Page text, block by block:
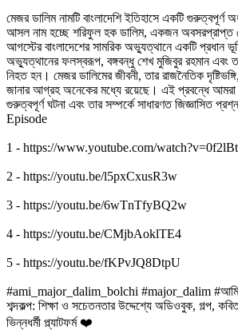
মেজর ডালিম নামটি বাংলাদেশি ইতিহাসে একটি গুরুত্বপূর্ণ
আসল নাম হচ্ছে শরিফুল হক ডালিম, একজন অবসরপ্রাপ্ত
আগস্টের বাংলাদেশের সামরিক অভ্যুত্থানে একটি প্রধান
অভ্যুত্থানের ফলস্বরূপ, বঙ্গবন্ধু শেখ মুজিবুর রহমান এবং
নিহত হন। মেজর ডালিমের জীবনী, তার রাজনৈতিক
জানার আগ্রহ অনেকের মধ্যে রয়েছে। এই প্রবন্ধে আমরা
গুরুত্বপূর্ণ ঘটনা এবং তার সম্পর্কে সাধারণত জিজ্ঞাসিত
Episode
1 - https://www.youtube.com/
2 - https://youtu.be/l5pxCxusR3w
3 - https://youtu.be/6wTnTfyBQ2w
4 - https://youtu.be/CMjbAoklTE4
5 - https://youtu.be/fKPvJQ8DtpU
#ami_major_dalim_bolchi #major_dalim
শব্দকল্প: শিক্ষা ও সচেতনতার উদ্দেশ্যে অডিওবুক, গল্প,
ভিন্নধর্মী প্ল্যাটফর্ম ❤️